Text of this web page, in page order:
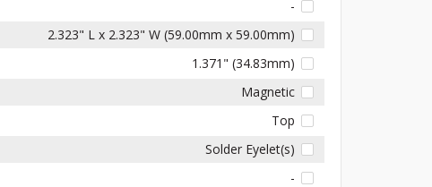
-
2.323" L x 2.323" W (59.00mm x 59.00mm)
1.371" (34.83mm)
Magnetic
Top
Solder Eyelet(s)
-